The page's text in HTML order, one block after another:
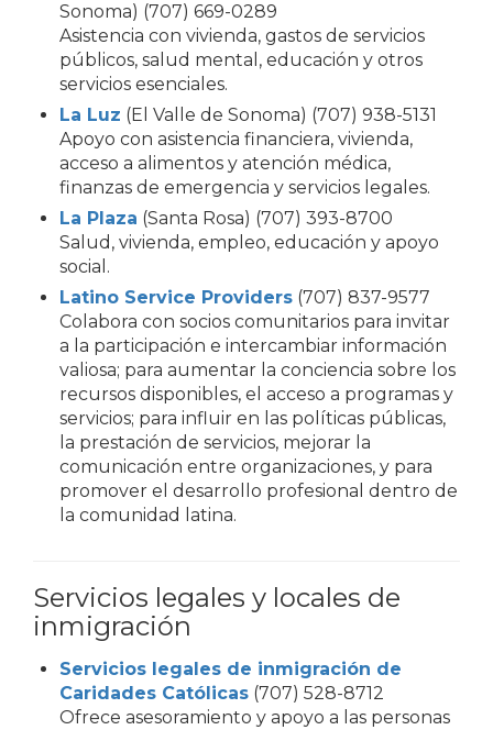
Sonoma) (707) 669-0289
Asistencia con vivienda, gastos de servicios
públicos, salud mental, educación y otros
servicios esenciales.
La Luz (El Valle de Sonoma) (707) 938-5131
Apoyo con asistencia financiera, vivienda,
acceso a alimentos y atención médica,
finanzas de emergencia y servicios legales.
La Plaza (Santa Rosa) (707) 393-8700
Salud, vivienda, empleo, educación y apoyo
social.
Latino Service Providers (707) 837-9577
Colabora con socios comunitarios para invitar
a la participación e intercambiar información
valiosa; para aumentar la conciencia sobre los
recursos disponibles, el acceso a programas y
servicios; para influir en las políticas públicas,
la prestación de servicios, mejorar la
comunicación entre organizaciones, y para
promover el desarrollo profesional dentro de
la comunidad latina.
Servicios legales y locales de
inmigración
Servicios legales de inmigración de
Caridades Católicas (707) 528-8712
Ofrece asesoramiento y apoyo a las personas